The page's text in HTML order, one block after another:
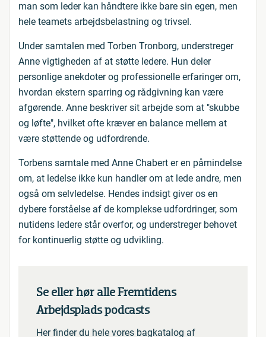
man som leder kan håndtere ikke bare sin egen, men
hele teamets arbejdsbelastning og trivsel.
Under samtalen med Torben Tronborg, understreger
Anne vigtigheden af at støtte ledere. Hun deler
personlige anekdoter og professionelle erfaringer om,
hvordan ekstern sparring og rådgivning kan være
afgørende. Anne beskriver sit arbejde som at "skubbe
og løfte", hvilket ofte kræver en balance mellem at
være støttende og udfordrende.
Torbens samtale med Anne Chabert er en påmindelse
om, at ledelse ikke kun handler om at lede andre, men
også om selvledelse. Hendes indsigt giver os en
dybere forståelse af de komplekse udfordringer, som
nutidens ledere står overfor, og understreger behovet
for kontinuerlig støtte og udvikling.
Se eller hør alle Fremtidens
Arbejdsplads podcasts
Her finder du hele vores bagkatalog af